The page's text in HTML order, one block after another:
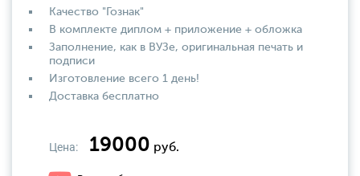
Качество "Гознак"
В комплекте диплом + приложение + обложка
Заполнение, как в ВУЗе, оригинальная печать и
подписи
Изготовление всего 1 день!
Доставка бесплатно
Цена: 19000 руб.